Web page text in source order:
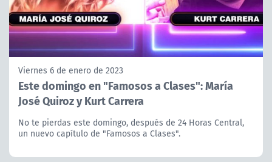
Viernes 6 de enero de 2023
Este domingo en "Famosos a Clases": María
José Quiroz y Kurt Carrera
No te pierdas este domingo, después de 24 Horas Central,
un nuevo capítulo de "Famosos a Clases".